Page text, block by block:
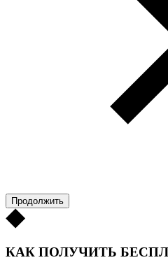
Продолжить
КАК ПОЛУЧИТЬ